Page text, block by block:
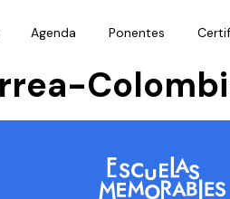
Agenda Ponentes